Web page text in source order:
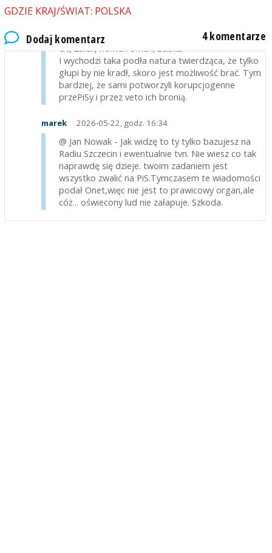
GDZIE KRAJ/ŚWIAT: POLSKA
Dodaj komentarz 4 komentarze
przykryje się faktu, że to właśnie za wieloma
prokuratorskie i akty oskarżenia.
Ot, Żalek, nomen omen, ściska.
I wychodzi taka podła natura twierdząca, że tylko
głupi by nie kradł, skoro jest możliwość brać. Tym
bardziej, że sami potworzyli korupcjogenne
przePiSy i przez veto ich bronią.
marek 2026-05-22, godz. 16:34
@ Jan Nowak - Jak widzę to ty tylko bazujesz na
Radiu Szczecin i ewentualnie tvn. Nie wiesz co tak
naprawdę się dzieje. twoim zadaniem jest
wszystko zwalić na PiS.Tymczasem te wiadomości
podał Onet,więc nie jest to prawicowy organ,ale
cóż... oświecony lud nie załapuje. Szkoda.